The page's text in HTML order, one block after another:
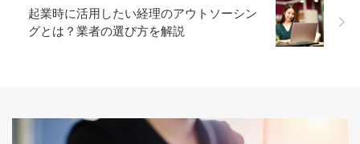
起業時に活用したい経理のアウトソーシン
グとは？業者の選び方を解説